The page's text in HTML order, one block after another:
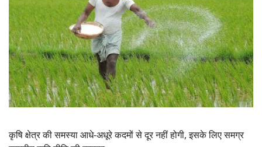
कृषि क्षेत्र की समस्या आधे-अधूरे कदमों से दूर नहीं होगी, इसके लिए समग्र